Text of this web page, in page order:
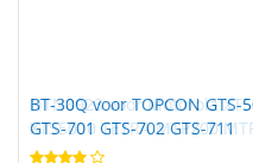
BT-30Q voor TOPCON GTS-
GTS-701 GTS-702 GTS-711